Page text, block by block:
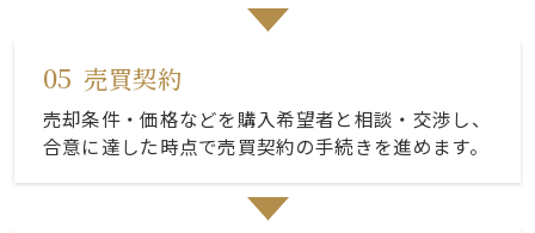
05 売買契約
売却条件・価格などを購入希望者と相談・交渉し、
合意に達した時点で売買契約の手続きを進めます。